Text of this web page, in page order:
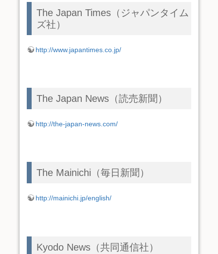
The Japan Times（ジャパンタイム
ズ社）
http://www.japantimes.co.jp/
The Japan News（読売新聞）
http://the-japan-news.com/
The Mainichi（毎日新聞）
http://mainichi.jp/english/
Kyodo News（共同通信社）